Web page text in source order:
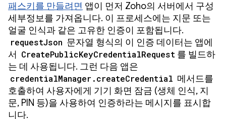
패스키를 만들려면 앱이 먼저 Zoho의 서버에서 구성
세부정보를 가져옵니다. 이 프로세스에는 지문 또는
얼굴 인식과 같은 고유한 인증이 포함됩니다.
requestJson 문자열 형식의 이 인증 데이터는 앱에
서 CreatePublicKeyCredentialRequest 를 빌드하
는 데 사용됩니다. 그런 다음 앱은
credentialManager.createCredential 메서드를
호출하여 사용자에게 기기 화면 잠금 (생체 인식, 지
문, PIN 등)을 사용하여 인증하라는 메시지를 표시합
니다.